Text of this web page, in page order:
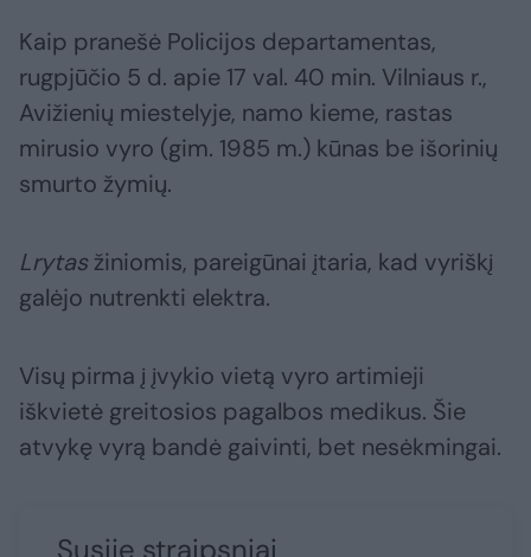
Kaip pranešė Policijos departamentas,
rugpjūčio 5 d. apie 17 val. 40 min. Vilniaus r.,
Avižienių miestelyje, namo kieme, rastas
mirusio vyro (gim. 1985 m.) kūnas be išorinių
smurto žymių.
Lrytasžiniomis, pareigūnai įtaria, kad vyriškį
galėjo nutrenkti elektra.
Visų pirma į įvykio vietą vyro artimieji
iškvietė greitosios pagalbos medikus. Šie
atvykę vyrą bandė gaivinti, bet nesėkmingai.